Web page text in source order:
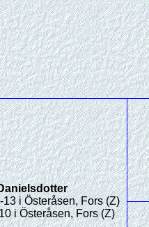
i Österåsen, Fors (Z)
i Österåsen, Fors (Z)